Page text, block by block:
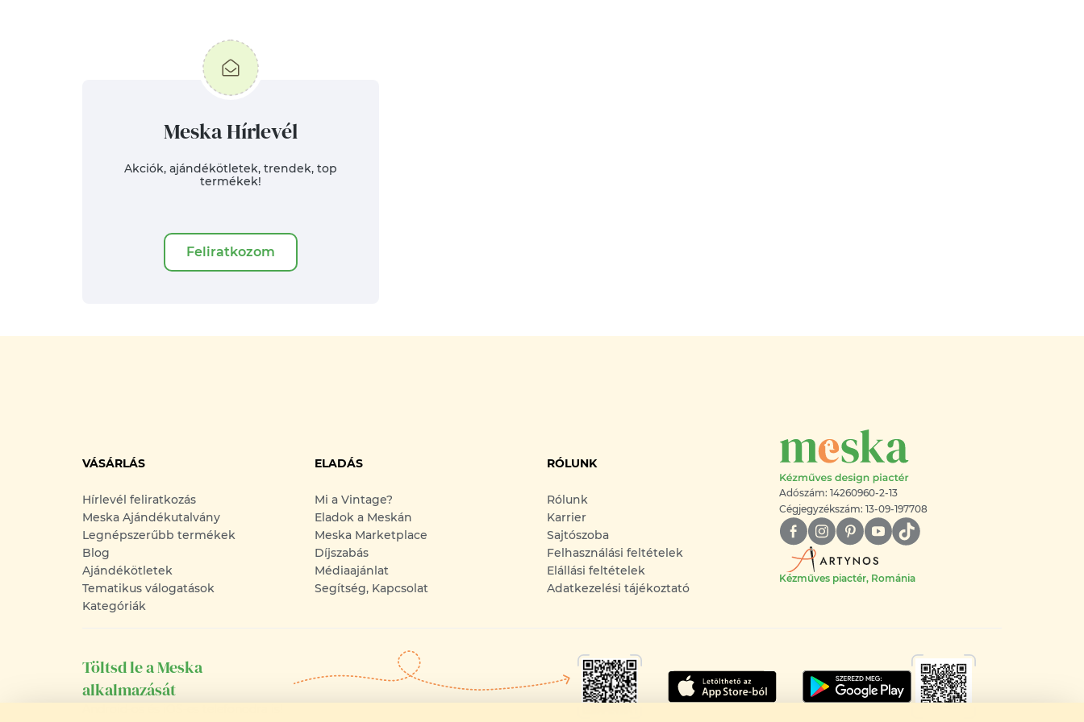
Meska Hírlevél
Akciók, ajándékötletek, trendek, top
termékek!
Feliratkozom
VÁSÁRLÁS
Hírlevél feliratkozás
Meska Ajándékutalvány
Legnépszerűbb termékek
Blog
Ajándékötletek
Tematikus válogatások
Kategóriák
ELADÁS
Mi a Vintage?
Eladok a Meskán
Meska Marketplace
Díjszabás
Médiaajánlat
Segítség, Kapcsolat
RÓLUNK
Rólunk
Karrier
Sajtószoba
Felhasználási feltételek
Elállási feltételek
Adatkezelési tájékoztató
Adószám: 14260960-2-13
Cégjegyzékszám: 13-09-197708
Kézműves piactér, Románia
Töltsd le a Meska
alkalmazását